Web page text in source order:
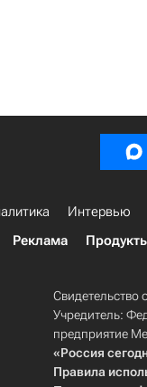
Интервью
Реклама
Учредитель:
предприятие
«Россия
Правила